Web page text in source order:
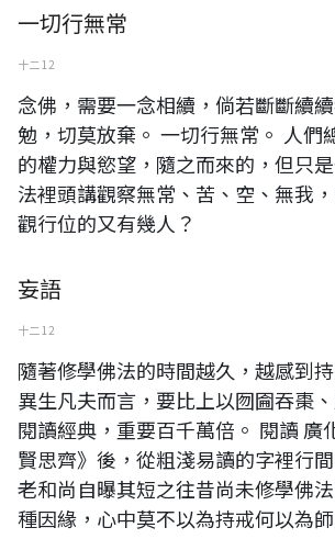
一切行無常
十二 12
念佛，需要一念相續，倘若斷斷續
勉，切莫放棄。 一切行無常。 人們
的權力與慾望，隨之而來的，但只
法裡頭講觀察無常、苦、空、無我
觀行位的又有幾人？
妄語
十二 12
隨著修學佛法的時間越久，越感到
異生凡夫而言，要比上以囫圇吞棗
閱讀經典，重要百千萬倍。 閱讀 廣
賢思齊》後，從粗淺易讀的字裡行
老和尚自曝其短之往昔尚未修學佛
種因緣，心中莫不以為持戒何以為